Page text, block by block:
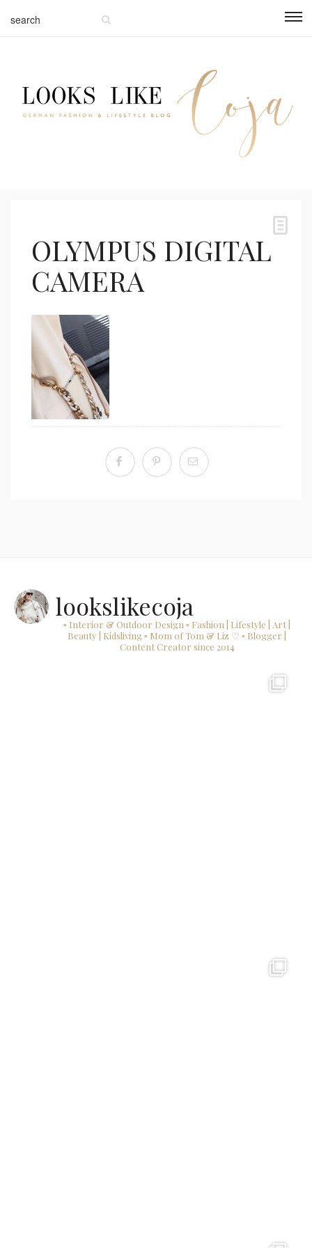
OLYMPUS DIGITAL
CAMERA
lookslikecoja
▫ Interior & Outdoor Design ▫ Fashion | Lifestyle | Art |
Beauty | Kidsliving▫ Mom of Tom & Liz ♡ ▫ Blogger |
Content Creator since 2014